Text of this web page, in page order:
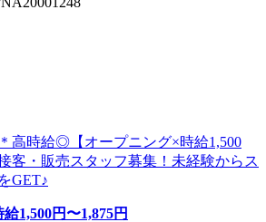
高時給◎【オープニング×時給1,500
客・販売スタッフ募集！未経験からス
GET♪
給1,500円〜1,875円